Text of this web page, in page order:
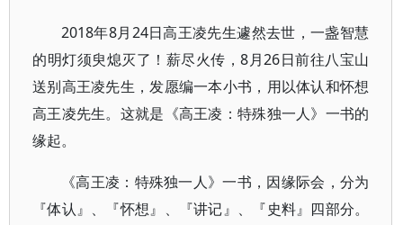
2018年8月24日高王凌先生遽然去世，一盏智慧
的明灯须臾熄灭了！薪尽火传，8月26日前往八宝山
送别高王凌先生，发愿编一本小书，用以体认和怀想
高王凌先生。这就是《高王凌：特殊独一人》一书的
缘起。
《高王凌：特殊独一人》一书，因缘际会，分为
『体认』、『怀想』、『讲记』、『史料』四部分。